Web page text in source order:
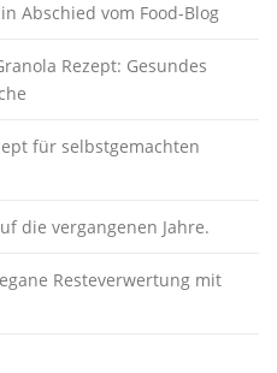
Abschied vom Food-Blog
Rezept: Gesundes
für selbstgemachten
die vergangenen Jahre.
Resteverwertung mit